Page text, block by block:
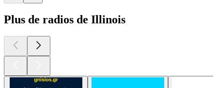
Plus de radios de Illinois